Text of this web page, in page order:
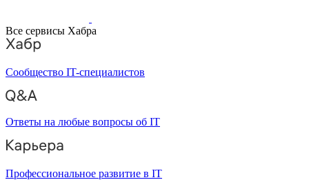
Все сервисы Хабра
Сообщество IT-специалистов
Ответы на любые вопросы об IT
Профессиональное развитие в IT